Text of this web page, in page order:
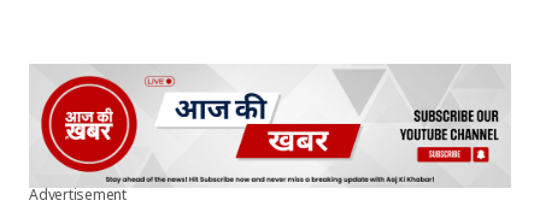
Advertisement